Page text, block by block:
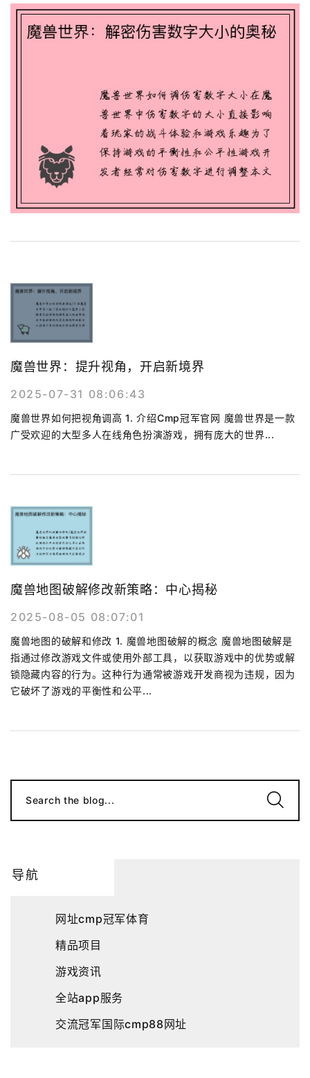
魔兽世界：提升视角，开启新境界
2025-07-31 08:06:43
魔兽世界如何把视角调高 1. 介绍Cmp冠军官网 魔兽世界是一款
广受欢迎的大型多人在线角色扮演游戏，拥有庞大的世界...
魔兽地图破解修改新策略：中心揭秘
2025-08-05 08:07:01
魔兽地图的破解和修改 1. 魔兽地图破解的概念 魔兽地图破解是
指通过修改游戏文件或使用外部工具，以获取游戏中的优势或解
锁隐藏内容的行为。这种行为通常被游戏开发商视为违规，因为
它破坏了游戏的平衡性和公平...
Search the blog...
导航
网址cmp冠军体育
精品项目
游戏资讯
全站app服务
交流冠军国际cmp88网址